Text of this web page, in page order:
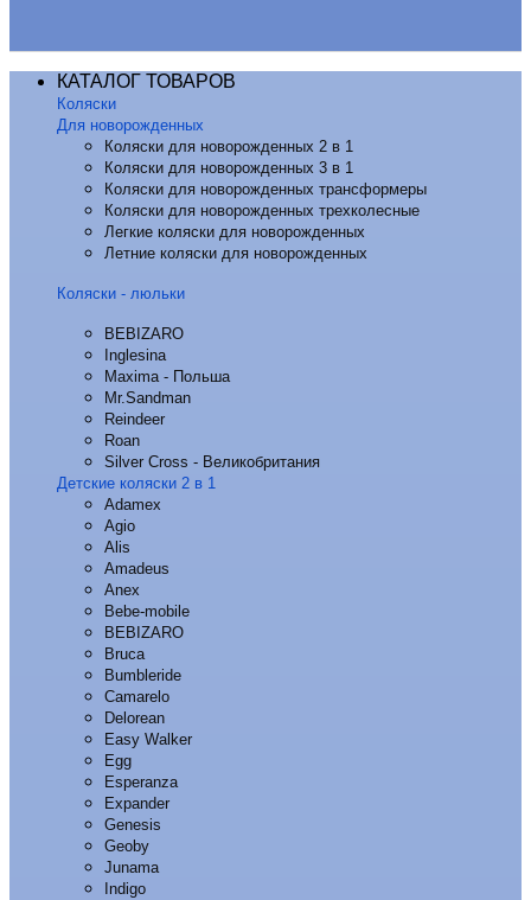
КАТАЛОГ ТОВАРОВ
Коляски
Для новорожденных
Коляски для новорожденных 2 в 1
Коляски для новорожденных 3 в 1
Коляски для новорожденных трансформеры
Коляски для новорожденных трехколесные
Легкие коляски для новорожденных
Летние коляски для новорожденных
Коляски - люльки
BEBIZARO
Inglesina
Maxima - Польша
Mr.Sandman
Reindeer
Roan
Silver Cross - Великобритания
Детские коляски 2 в 1
Adamex
Agio
Alis
Amadeus
Anex
Bebe-mobile
BEBIZARO
Bruca
Bumbleride
Camarelo
Delorean
Easy Walker
Egg
Esperanza
Expander
Genesis
Geoby
Junama
Indigo